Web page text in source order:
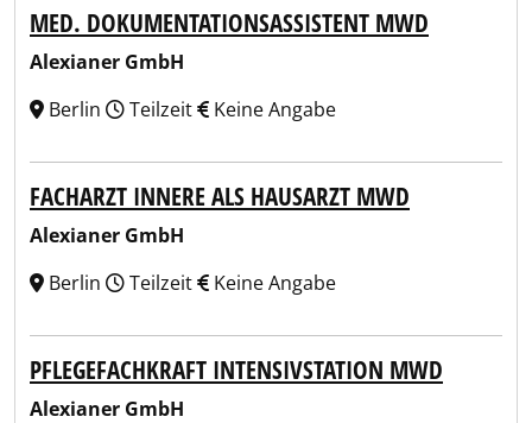
MED. DOKUMENTATIONSASSISTENT MWD
Alexianer GmbH
Berlin
Teilzeit Keine Angabe
FACHARZT INNERE ALS HAUSARZT MWD
Alexianer GmbH
Berlin
Teilzeit Keine Angabe
PFLEGEFACHKRAFT INTENSIVSTATION MWD
Alexianer GmbH